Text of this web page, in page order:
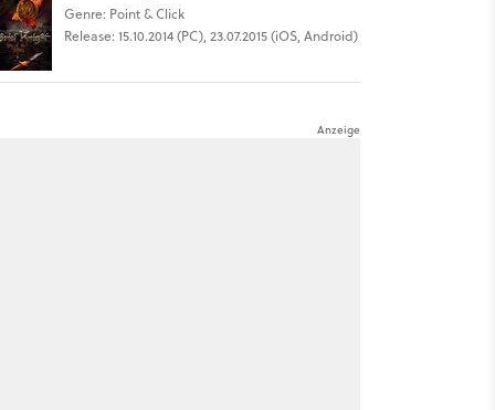
Genre: Point & Click
Release: 15.10.2014 (PC), 23.07.2015 (iOS, Android)